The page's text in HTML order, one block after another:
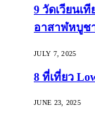
9 วัดเวียนเ
อาสาฬหบูช
JULY 7, 2025
8 ที่เที่ยว
JUNE 23, 2025